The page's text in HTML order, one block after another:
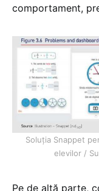
comportament,
Soluția Snappet
elevilor /
Pe de altă parte,